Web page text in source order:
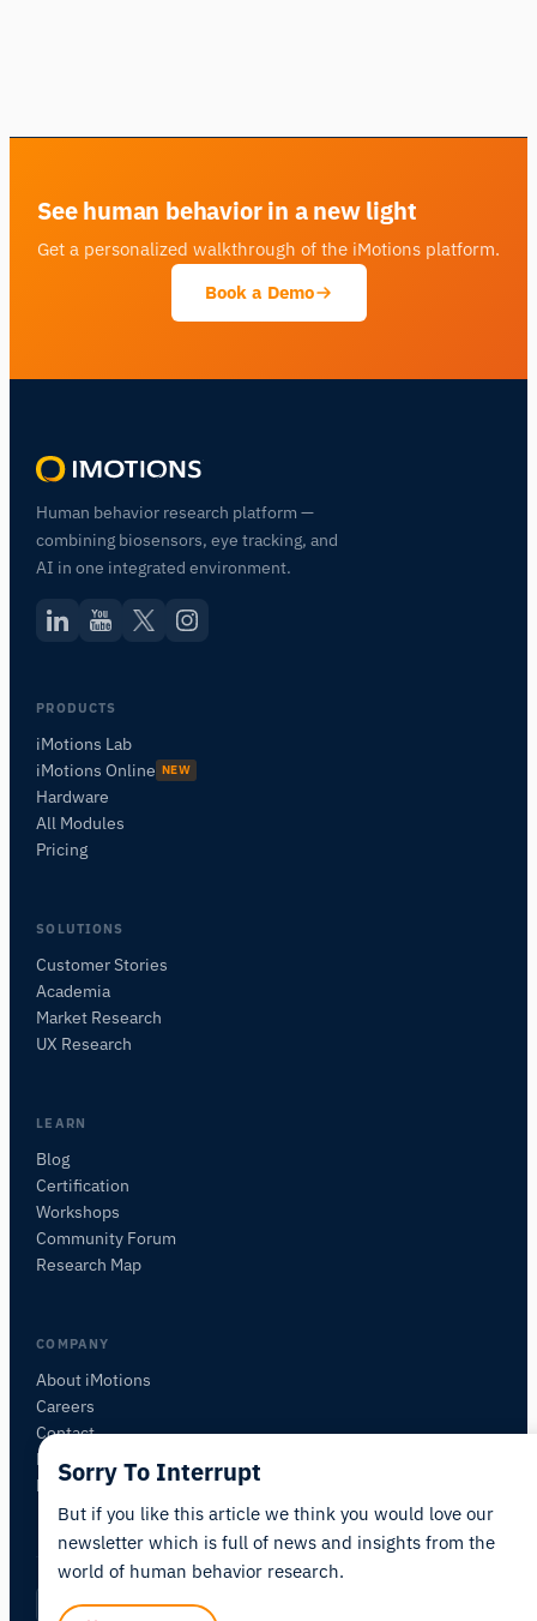
See human behavior in a new light
Get a personalized walkthrough of the iMotions platform.
Book a Demo
Human behavior research platform —
combining biosensors, eye tracking, and
AI in one integrated environment.
PRODUCTS
iMotions Lab
iMotions Online NEW
Hardware
All Modules
Pricing
SOLUTIONS
Customer Stories
Academia
Market Research
UX Research
LEARN
Blog
Certification
Workshops
Community Forum
Research Map
COMPANY
About iMotions
Careers
Contact
My iMotions
Newsletter
DE |Privacy Policy
FRAGEN SIE ZU DIESEM ARTIKEL
Diesen Artikel zusammenfassen
Wie könnte ich das anwenden?
Sorry To Interrupt
But if you like this article we think you would love our
newsletter which is full of news and insights from the
world of human behavior research.